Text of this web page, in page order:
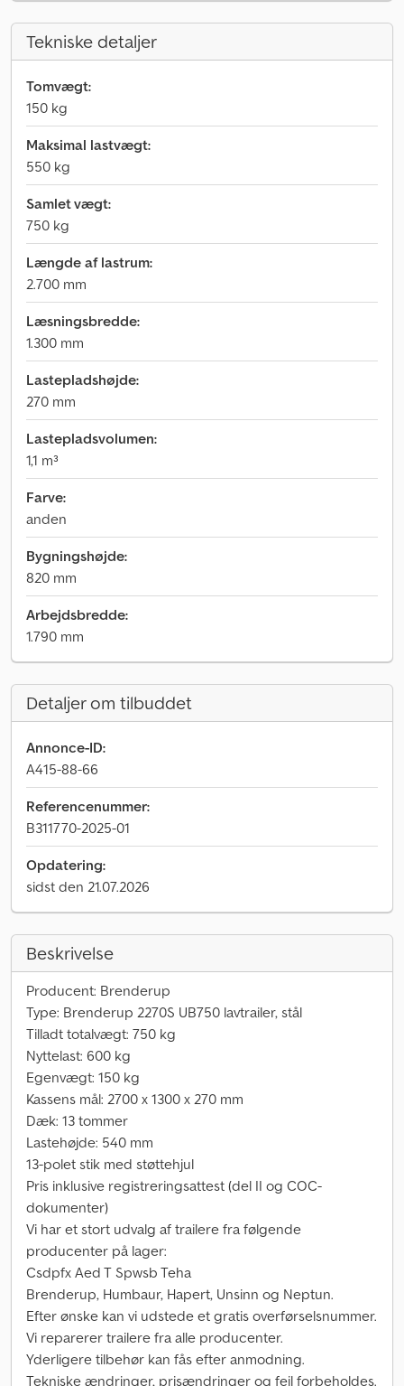
Tekniske detaljer
Tomvægt:
150 kg
Maksimal lastvægt:
550 kg
Samlet vægt:
750 kg
Længde af lastrum:
2.700 mm
Læsningsbredde:
1.300 mm
Lastepladshøjde:
270 mm
Lastepladsvolumen:
1,1 m³
Farve:
anden
Bygningshøjde:
820 mm
Arbejdsbredde:
1.790 mm
Detaljer om tilbuddet
Annonce-ID:
A415-88-66
Referencenummer:
B311770-2025-01
Opdatering:
sidst den 21.07.2026
Beskrivelse
Producent: Brenderup
Type: Brenderup 2270S UB750 lavtrailer, stål
Tilladt totalvægt: 750 kg
Nyttelast: 600 kg
Egenvægt: 150 kg
Kassens mål: 2700 x 1300 x 270 mm
Dæk: 13 tommer
Lastehøjde: 540 mm
13-polet stik med støttehjul
Pris inklusive registreringsattest (del II og COC-
dokumenter)
Vi har et stort udvalg af trailere fra følgende
producenter på lager:
Csdpfx Aed T Spwsb Teha
Brenderup, Humbaur, Hapert, Unsinn og Neptun.
Efter ønske kan vi udstede et gratis overførselsnummer.
Vi reparerer trailere fra alle producenter.
Yderligere tilbehør kan fås efter anmodning.
Tekniske ændringer, prisændringer og fejl forbeholdes.